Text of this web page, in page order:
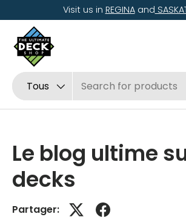
Aller au contenu
Visit us in REGINAand
Recherche
Type de produit
Tous
Le blog ultime
decks
Partager: